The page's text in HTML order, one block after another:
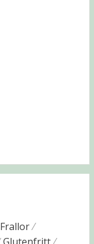
Frallor